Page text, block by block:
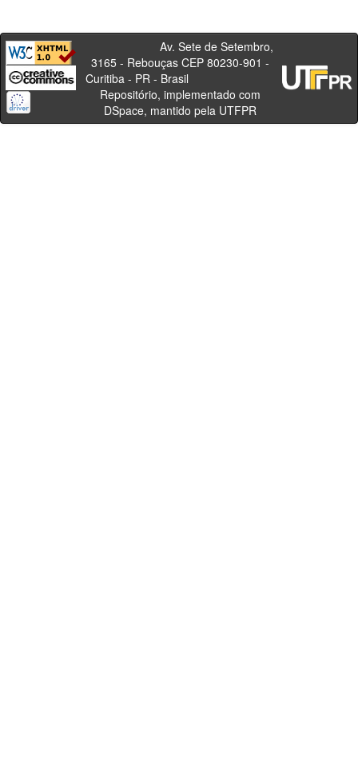
Av. Sete de Setembro,
3165 - Rebouças CEP 80230-901 -
Curitiba - PR - Brasil
Repositório, implementado com
DSpace, mantido pela UTFPR